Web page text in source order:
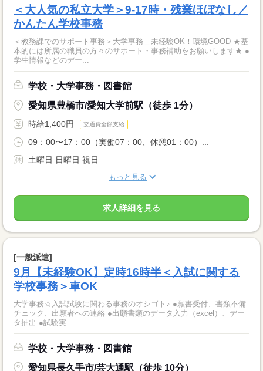
＜大人気の私立大学＞9-17時・残業ほぼなし／
かんたん学校事務
＜教務課でのサポート事務＞大学事務＿未経験OK！環境GOOD ★基
本的には所属の職員の方々のサポート・事務補助をお願いします★ ●
学生情報などのデー...
学校・大学事務・図書館
愛知県豊橋市/愛知大学前駅（徒歩 1分）
時給1,400円 交通費全額支給
09：00〜17：00（実働07：00、休憩01：00）...
土曜日 日曜日 祝日
もっと見る
求人詳細を見る
[一般派遣]
9月【未経験OK】定時16時半＜入試に関する
学校事務＞車OK
大学事務☆入試試験に関わる事務のオシゴト♪ ●願書受付、書類不備
チェック、出願者への連絡 ●出願書類のデータ入力（excel）、デー
タ抽出 ●試験実...
学校・大学事務・図書館
愛知県長久手市/芸大通駅（徒歩 10分）